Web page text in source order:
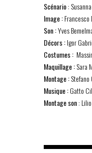
Scénario:
Image :Francesco
Son :Yves
Décors :Igor
Costumes :
Maquillage :Sara
Montage :Stefano
Musique :Gatto
Montage son: